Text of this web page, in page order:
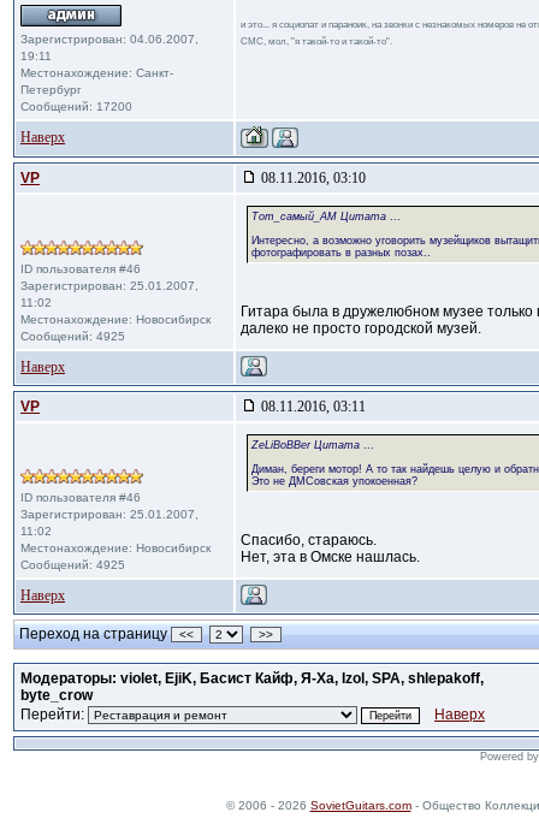
Зарегистрирован: 04.06.2007,
19:11
Местонахождение: Санкт-
Петербург
Сообщений: 17200
и это... я социопат и параноик, на звонки с незнакомых номеров не
СМС, мол, "я такой-то и такой-то".
Наверх
VP 08.11.2016, 03:10
ID пользователя #46
Зарегистрирован: 25.01.2007,
11:02
Местонахождение: Новосибирск
Сообщений: 4925
Тот_самый_АМ Цитата ...
Интересно, а возможно уговорить музейщиков
фотографировать в разных позах..
Гитара была в дружелюбном музее
далеко не просто городской музей.
Наверх
VP 08.11.2016, 03:11
ID пользователя #46
Зарегистрирован: 25.01.2007,
11:02
Местонахождение: Новосибирск
Сообщений: 4925
ZeLiBoBBer Цитата ...
Диман, береги мотор! А то так найдешь целую и
Это не ДМСовская упокоенная?
Спасибо, стараюсь.
Нет, эта в Омске нашлась.
Наверх
Переход на страницу << >>
Модераторы: violet, EjiK, Басист Кайф, Я-Ха, Izol, SPA, shlepakoff,
byte_crow
Перейти:
Наверх
Powered
© 2006 - 2026 SovietGuitars.com- Общество